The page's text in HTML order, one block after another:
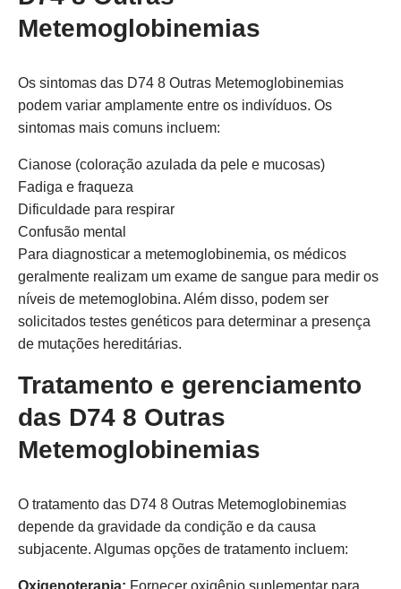
Metemoglobinemias
Os sintomas das D74 8 Outras Metemoglobinemias
podem variar amplamente entre os indivíduos. Os
sintomas mais comuns incluem:
Cianose (coloração azulada da pele e mucosas)
Fadiga e fraqueza
Dificuldade para respirar
Confusão mental
Para diagnosticar a metemoglobinemia, os médicos
geralmente realizam um exame de sangue para medir os
níveis de metemoglobina. Além disso, podem ser
solicitados testes genéticos para determinar a presença
de mutações hereditárias.
Tratamento e gerenciamento
das D74 8 Outras
Metemoglobinemias
O tratamento das D74 8 Outras Metemoglobinemias
depende da gravidade da condição e da causa
subjacente. Algumas opções de tratamento incluem:
Oxigenoterapia: Fornecer oxigênio suplementar para